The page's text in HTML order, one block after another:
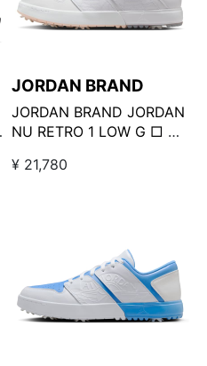
JORDAN BRAND
JORDAN BRAND JORDAN
NU RETRO 1 LOW G □ ホ
¥ 21,780